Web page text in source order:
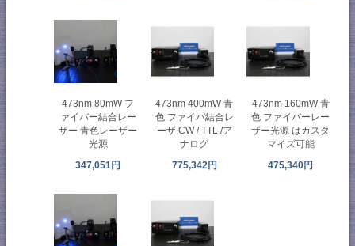
473nm 80mW フ
ァイバー結合レー
ザー 青色レーザー
光源
347,051円
473nm 400mW 青
色 ファイバ結合レ
ーザ CW / TTL /ア
ナログ
775,342円
473nm 160mW 青
色 ファイバーレー
ザー光源 はカスタ
マイズ可能
475,340円